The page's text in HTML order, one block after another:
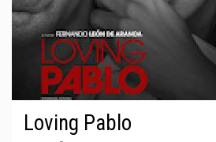
Loving Pablo